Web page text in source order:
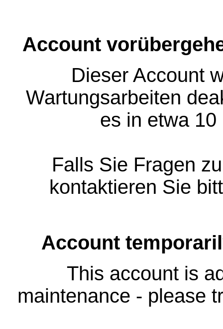
Account
Dieser Account
Wartungsarbeiten
es in etwa
Falls Sie Fragen
kontaktieren Sie
Account
This account is
maintenance - please